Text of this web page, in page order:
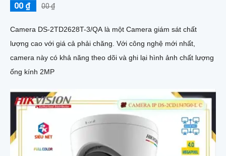
00 ₫ 00 ₫
Camera DS-2TD2628T-3/QA là một Camera giám sát chất
lượng cao với giá cả phải chăng. Với công nghệ mới nhất,
camera này có khả năng theo dõi và ghi lại hình ảnh chất lượng
ống kính 2MP